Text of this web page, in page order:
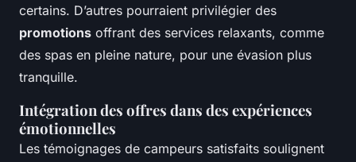
certains. D’autres pourraient privilégier des
promotions offrant des services relaxants, comme
des spas en pleine nature, pour une évasion plus
tranquille.
Intégration des offres dans des expériences
émotionnelles
Les témoignages de campeurs satisfaits soulignent